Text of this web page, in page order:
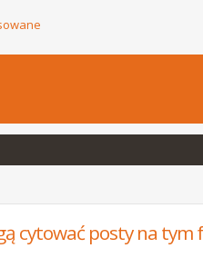
cytować posty na tym